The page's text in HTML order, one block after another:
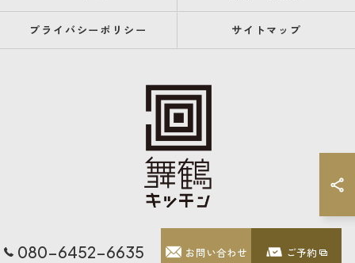
080-6452-6635 お問い合わせ ご予約
プライバシーポリシー サイトマップ
© 2026 福岡県天神のレストランなら舞鶴キッチン ALL RIGHTS RESERVED.